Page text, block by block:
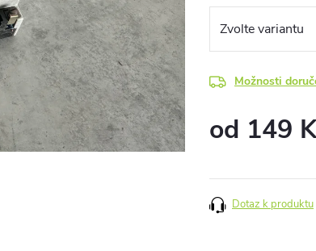
Možnosti
od 149
Dotaz k produktu